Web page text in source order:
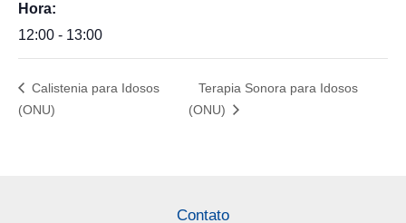
Hora:
12:00 - 13:00
Calistenia para Idosos
(ONU)
Terapia Sonora para Idosos
(ONU)
Contato